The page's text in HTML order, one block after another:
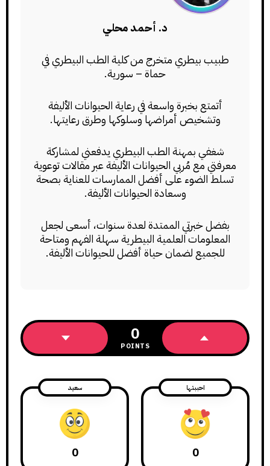
د. أحمد محلي
طبيب بيطري متخرج من كلية الطب البيطري في
حماة – سورية.
أتمتع بخبرة واسعة في رعاية الحيوانات الأليفة
وتشخيص أمراضها وسلوكها وطرق رعايتها.
شغفي بمهنة الطب البيطري يدفعني لمشاركة
معرفتي مع مُربي الحيوانات الأليفة عبر مقالات توعوية
تسلط الضوء على أفضل الممارسات للعناية بصحة
وسعادة الحيوانات الأليفة.
بفضل خبرتي الممتدة لعدة سنوات، أسعى لجعل
المعلومات العلمية البيطرية سهلة الفهم ومتاحة
للجميع لضمان حياة أفضل للحيوانات الأليفة.
0
POINTS
احببتها
0
سعيد
0